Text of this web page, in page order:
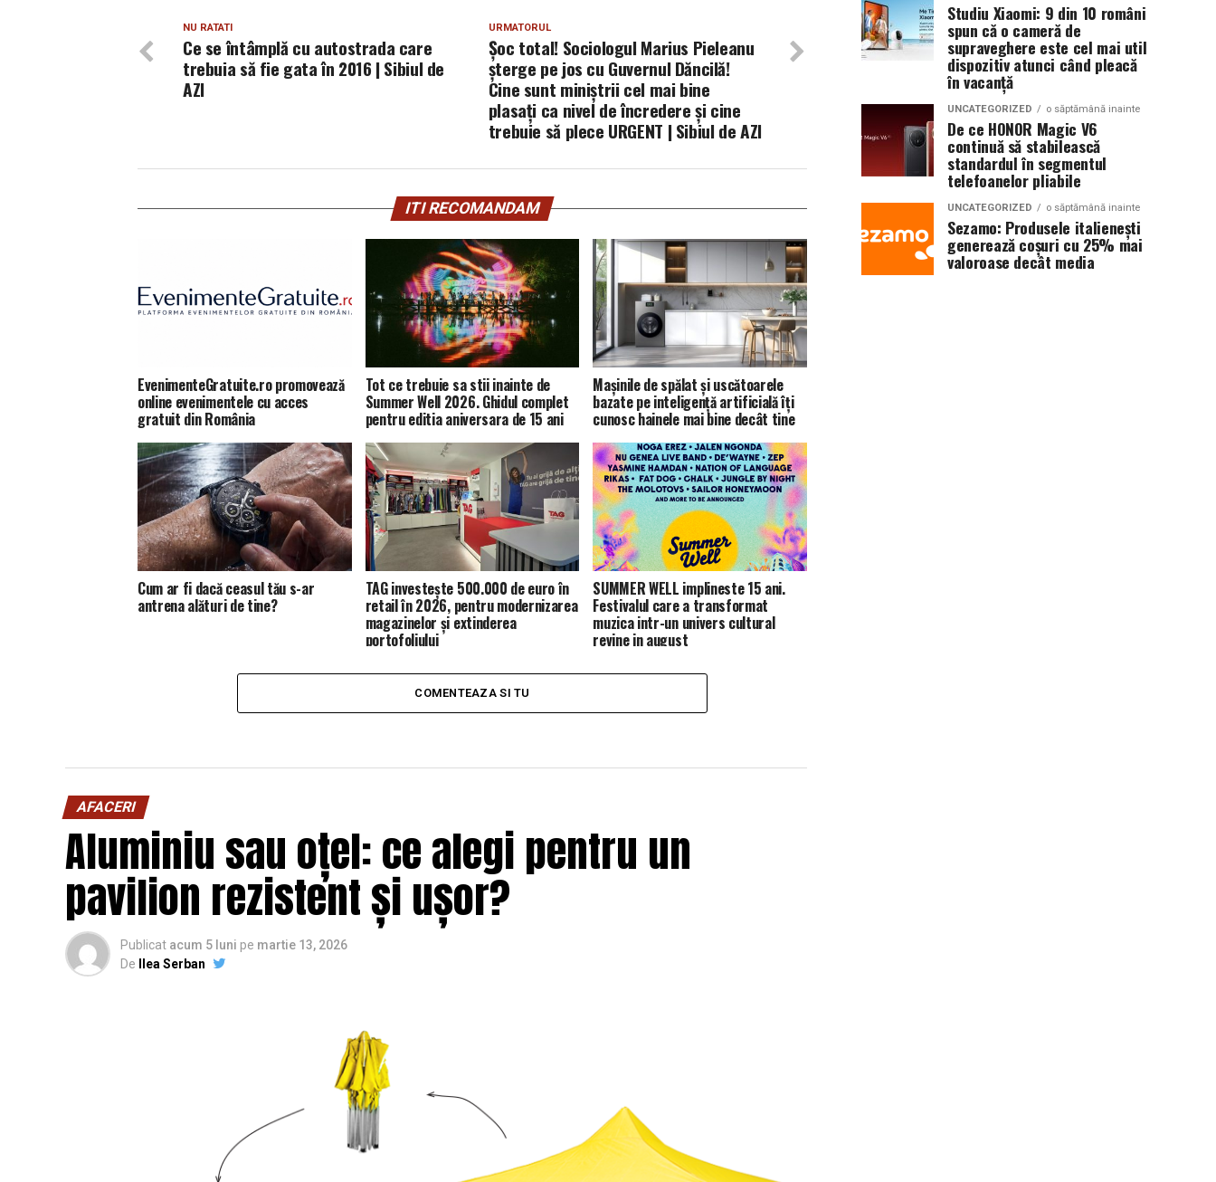
URMATORUL
Șoc total! Sociologul Marius Pieleanu
șterge pe jos cu Guvernul Dăncilă!
Cine sunt miniștrii cel mai bine
plasați ca nivel de încredere și cine
trebuie să plece URGENT | Sibiul de AZI
NU RATATI
Ce se întâmplă cu autostrada care
trebuia să fie gata în 2016 | Sibiul de
AZI
ITI RECOMANDAM
EvenimenteGratuite.ro promovează
online evenimentele cu acces
gratuit din România
Tot ce trebuie sa stii inainte de
Summer Well 2026. Ghidul complet
pentru editia aniversara de 15 ani
Mașinile de spălat și uscătoarele
bazate pe inteligență artificială îți
cunosc hainele mai bine decât tine
Cum ar fi dacă ceasul tău s-ar
antrena alături de tine?
TAG investește 500.000 de euro în
retail în 2026, pentru modernizarea
magazinelor și extinderea
portofoliului
SUMMER WELL implineste 15 ani.
Festivalul care a transformat
muzica intr-un univers cultural
revine in august
COMENTEAZA SI TU
AFACERI
Aluminiu sau oțel: ce alegi pentru un
pavilion rezistent și ușor?
Publicat acum 5 luni pe martie 13, 2026
De
Ilea Serban
Studiu Xiaomi: 9 din 10 români
spun că o cameră de
supraveghere este cel mai util
dispozitiv atunci când pleacă
în vacanță
UNCATEGORIZED o săptămână inainte
De ce HONOR Magic V6
continuă să stabilească
standardul în segmentul
telefoanelor pliabile
UNCATEGORIZED o săptămână inainte
Sezamo: Produsele italienești
generează coșuri cu 25% mai
valoroase decât media